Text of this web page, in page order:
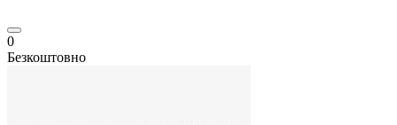
0
Безкоштовно